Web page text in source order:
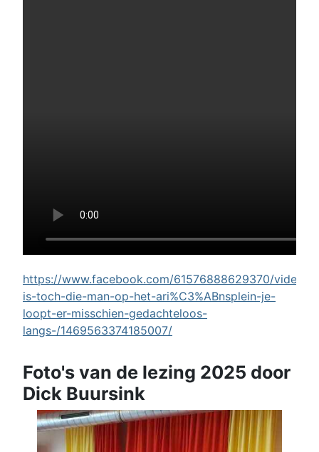
https://www.facebook.com/61576888629370/videos/
is-toch-die-man-op-het-ari%C3%ABnsplein-je-
loopt-er-misschien-gedachteloos-
langs-/1469563374185007/
Foto's van de lezing 2025 door
Dick Buursink